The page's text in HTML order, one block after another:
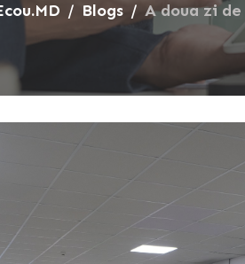
Blogs A doua zi